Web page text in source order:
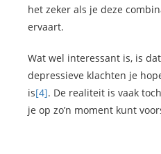
het zeker als je deze
ervaart.
Wat wel interessant is, is
depressieve klachten je
is[4]. De realiteit is vaak toch
je op zo’n moment kunt